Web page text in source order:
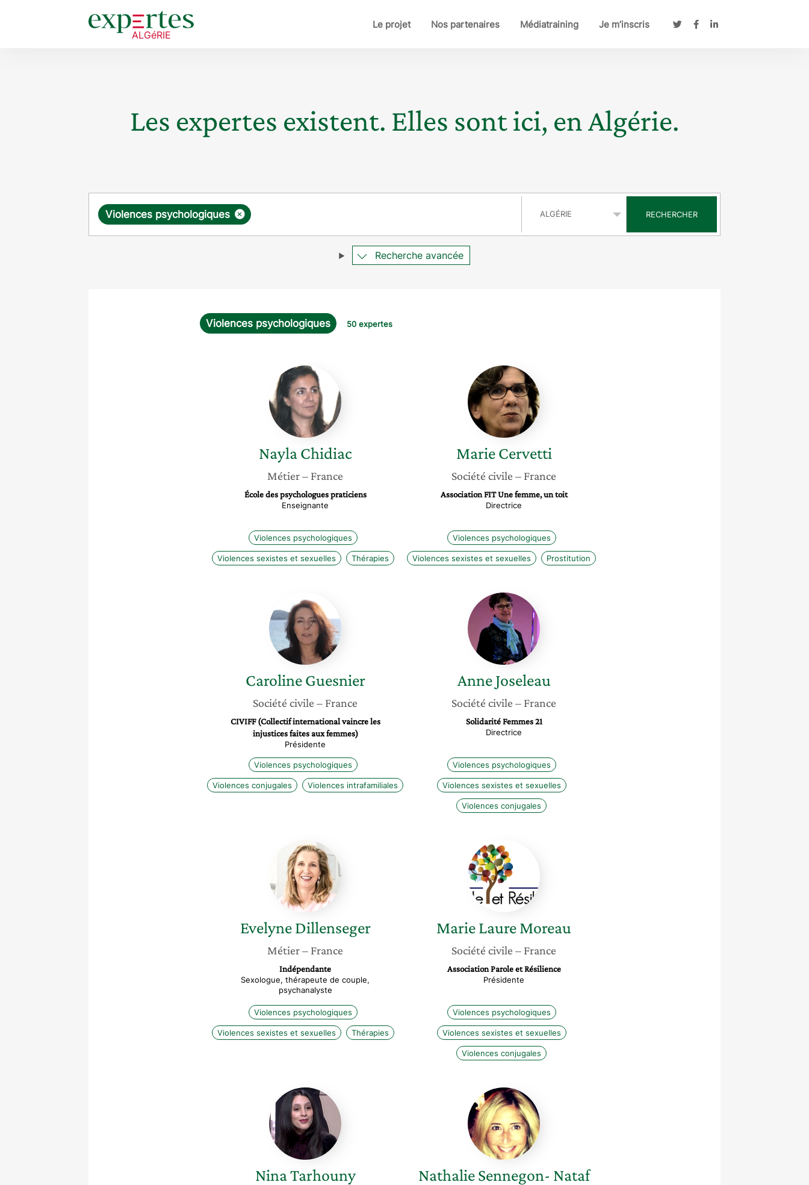
Le projet Nos partenaires Médiatraining Je m’inscris
Les expertes existent. Elles sont ici, en Algérie.
Requête ×
Violences psychologiques RECHERCHER
Recherche avancée
Violences psychologiques 50 expertes
Nayla
Chidiac
Nayla Chidiac
Métier– France
École des psychologues praticiens
Enseignante
Violences psychologiques
Violences sexistes et sexuelles Thérapies
Marie
Cervetti
Marie Cervetti
Société civile – France
Association FIT Une femme, un toit
Directrice
Violences psychologiques
Violences sexistes et sexuelles Prostitution
Caroline
Guesnier
Caroline Guesnier
Société civile – France
CIVIFF (Collectif international vaincre les
injustices faites aux femmes)
Présidente
Violences psychologiques
Violences conjugales Violences intrafamiliales
Anne
Joseleau
Anne Joseleau
Société civile – France
Solidarité Femmes 21
Directrice
Violences psychologiques
Violences sexistes et sexuelles
Violences conjugales
Evelyne
Dillenseger
Evelyne Dillenseger
Métier– France
Indépendante
Sexologue, thérapeute de couple,
psychanalyste
Violences psychologiques
Violences sexistes et sexuelles Thérapies
Marie
Laure
Moreau
Marie LaureMoreau
Société civile – France
Association Parole et Résilience
Présidente
Violences psychologiques
Violences sexistes et sexuelles
Violences conjugales
Nina
Tarhouny
NinaTarhouny
Nathalie
Sennegon-
Nataf
Nathalie Sennegon- Nataf